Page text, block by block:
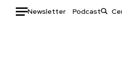
Newsletter Podcast